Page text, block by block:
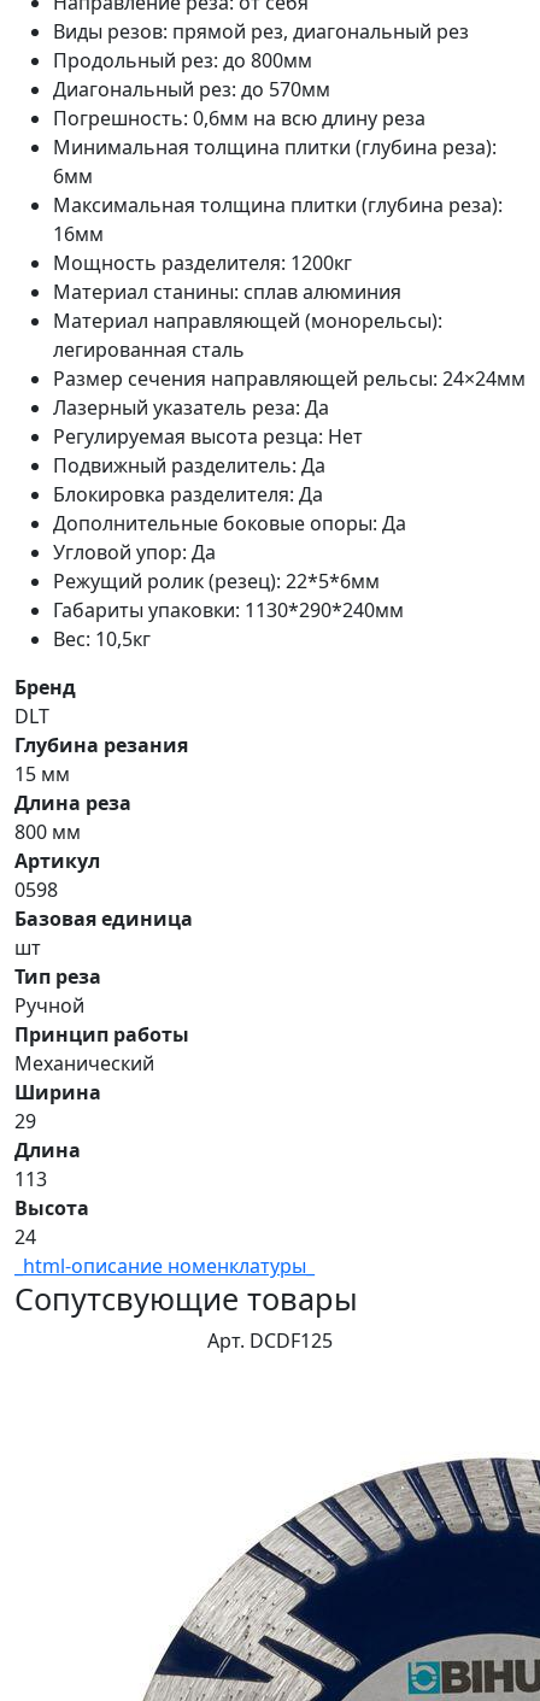
Виды резов: прямой рез, диагональный рез
Продольный рез: до 800мм
Диагональный рез: до 570мм
Погрешность: 0,6мм на всю длину реза
Минимальная толщина плитки (глубина реза):
6мм
Максимальная толщина плитки (глубина реза):
16мм
Мощность разделителя: 1200кг
Материал станины: сплав алюминия
Материал направляющей (монорельсы):
легированная сталь
Размер сечения направляющей рельсы: 24×24мм
Лазерный указатель реза: Да
Регулируемая высота резца: Нет
Подвижный разделитель: Да
Блокировка разделителя: Да
Дополнительные боковые опоры: Да
Угловой упор: Да
Режущий ролик (резец): 22*5*6мм
Габариты упаковки: 1130*290*240мм
Вес: 10,5кг
Бренд
DLT
Глубина резания
15 мм
Длина реза
800 мм
Артикул
0598
Базовая единица
шт
Тип реза
Ручной
Принцип работы
Механический
Ширина
29
Длина
113
Высота
24
_html-описание номенклатуры_
Сопутсвующие товары
Арт. DCDF125